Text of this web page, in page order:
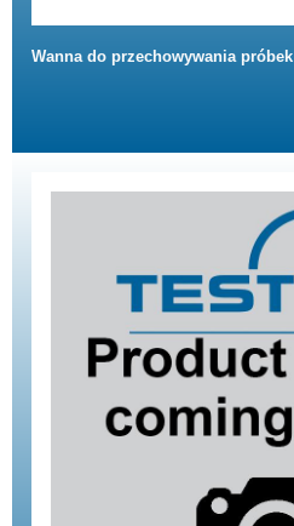
Wanna do przechowywania próbek